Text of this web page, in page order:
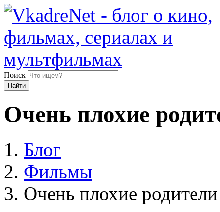
Поиск
Найти
Очень плохие
Блог
Фильмы
Очень плохие